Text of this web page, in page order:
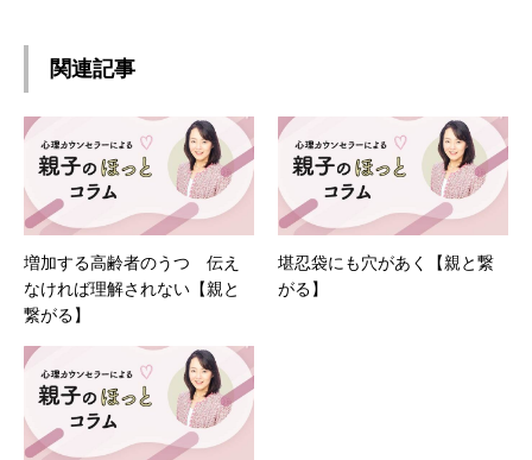
関連記事
増加する高齢者のうつ 伝え
なければ理解されない【親と
繋がる】
堪忍袋にも穴があく【親と繋
がる】